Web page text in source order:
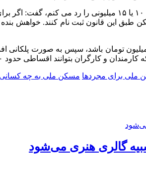
طبق این قانون ثبت نام کنند. خواهش
بتوانند اقساطی حدود ۱۰ تا ۱۵ میلیون بپردازند.
ملی برای مجردها مسکن ملی به چه کسانی
گالری هنری می‌شود